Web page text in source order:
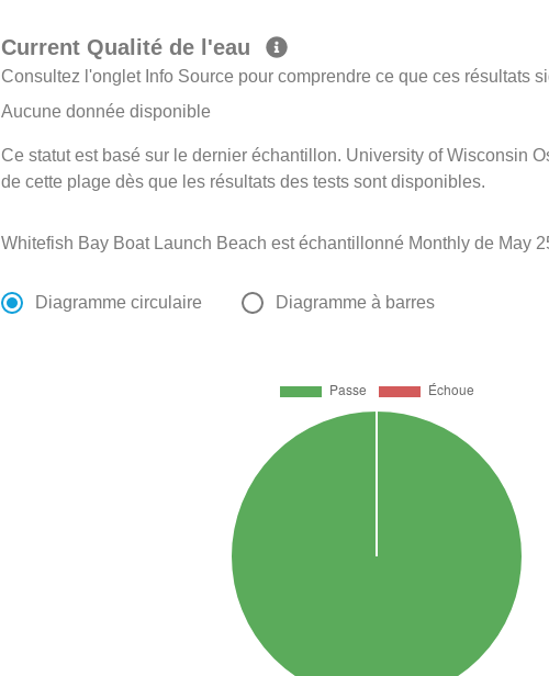
Current Qualité de l'eau
Consultez l'onglet Info Source pour comprendre ce que ces résultats
Aucune donnée disponible
Ce statut est basé sur le dernier échantillon. University of Wisconsin
de cette plage dès que les résultats des tests sont disponibles.
Whitefish Bay Boat Launch Beach est échantillonné Monthly de May
Diagramme circulaire Diagramme à barres